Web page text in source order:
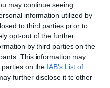
may continue seeing
information utilized by
to third parties prior to
opt-out of the further
by third parties on the
This information may
parties on the IAB’s List of
further disclose it to other
Vivarais
Monts du
Cantal
Diois
Bugey
Chaîne des